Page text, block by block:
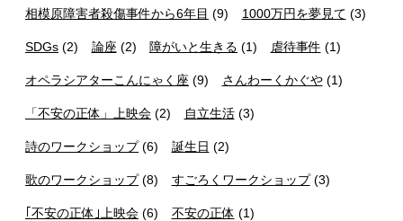
相模原障害者殺傷事件から6年目 (9) 1000万円を夢見て (3)
SDGs (2) 論座 (2) 障がいと生きる (1) 虐待事件 (1)
オペラシアターこんにゃく座 (9) さんわーくかぐや(1)
「不安の正体」上映会 (2) 自立生活(3)
詩のワークショップ(6) 誕生日 (2)
歌のワークショップ(8) すごろくワークショップ(3)
｢不安の正体｣上映会 (6) 不安の正体 (1)